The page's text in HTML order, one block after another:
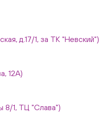
д.17/1, за ТК "Невский")
12А)
8/1, ТЦ "Слава")